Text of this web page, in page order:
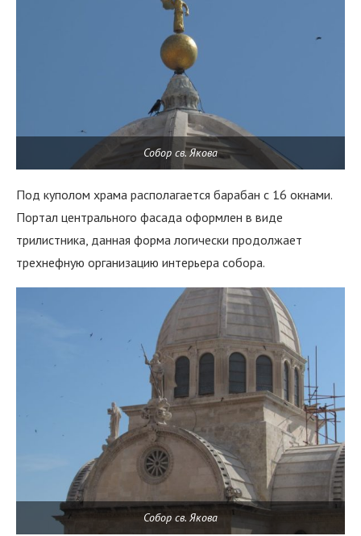
Собор св. Якова
Под куполом храма располагается барабан с 16 окнами.
Портал центрального фасада оформлен в виде
трилистника, данная форма логически продолжает
трехнефную организацию интерьера собора.
Собор св. Якова